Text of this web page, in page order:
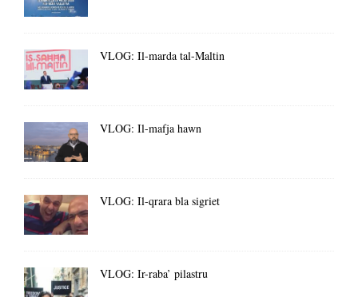
VLOG: Il-marda tal-Maltin
VLOG: Il-mafja hawn
VLOG: Il-qrara bla sigriet
VLOG: Ir-raba’ pilastru